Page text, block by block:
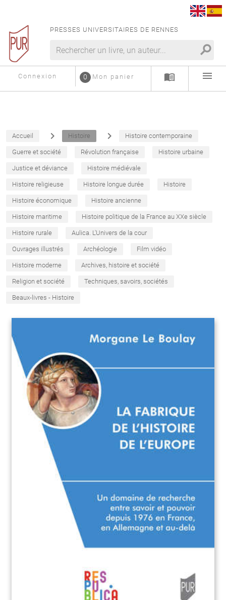
PRESSES UNIVERSITAIRES DE RENNES
search
Connexion Mon panier
0 menu_book menu
Accueil navigate_next Histoire navigate_next Histoire contemporaine
Guerre et société Révolution française Histoire urbaine
Justice et déviance Histoire médiévale
Histoire religieuse Histoire longue durée Histoire
Histoire économique Histoire ancienne
Histoire maritime Histoire politique de la France au XXe siècle
Histoire rurale Aulica. L'Univers de la cour
Ouvrages illustrés Archéologie Film vidéo
Histoire moderne Archives, histoire et société
Religion et société Techniques, savoirs, sociétés
Beaux-livres - Histoire